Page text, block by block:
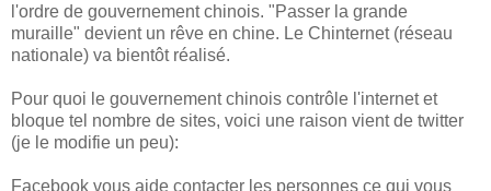
l'ordre de gouvernement chinois. "Passer la grande
muraille" devient un rêve en chine. Le Chinternet (réseau
nationale) va bientôt réalisé.
Pour quoi le gouvernement chinois contrôle l'internet et
bloque tel nombre de sites, voici une raison vient de twitter
(je le modifie un peu):
Facebook vous aide contacter les personnes ce qui vous